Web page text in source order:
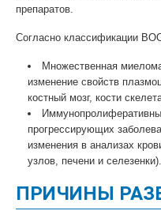
препаратов.
Согласно классификации
Множественная
изменение свойств
костный мозг, кости
прогрессирующих
изменения в анализах
узлов, печени и селезенки).
ПРИЧИНЫ